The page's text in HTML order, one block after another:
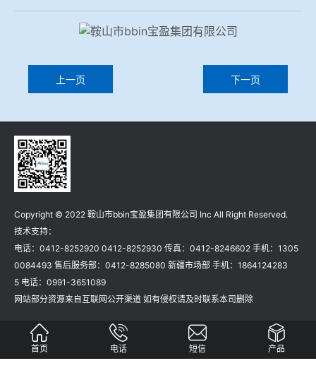
烧结/球团优化配矿研究设备
冶金渣、保护渣等高温物性检测设备
矿石、焦炭物理检测及制样设备
工业分析、测硫仪等
标准下载
联系bbin宝盈集团
上一页 下一页
Copyright © 2022 鞍山市bbin宝盈集团有限公司 Inc All Right Reserved.
技术支持：
电话：0412-8252920 0412-8252930 传真：0412-8246602 手机：1305
0084493 售后服务部：0412-8285080 新疆市场部 手机：1864124283
5 电话：0991-3651089
网站部分资源来自互联网公开渠道 如有侵权请及时联系本司删除
首页 电话 短信 产品